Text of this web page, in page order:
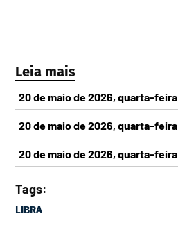
Leia mais
20 de maio de 2026, quarta-feira
20 de maio de 2026, quarta-feira
20 de maio de 2026, quarta-feira
Tags:
LIBRA